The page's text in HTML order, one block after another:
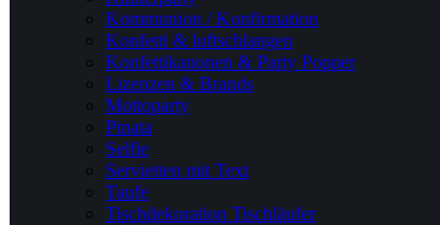
Kommunion / Konfirmation
Konfetti & luftschlangen
Konfettikanonen & Party Popper
Lizenzen & Brands
Mottoparty
Pinata
Selfie
Servietten mit Text
Taufe
Tischdekoration Tischläufer